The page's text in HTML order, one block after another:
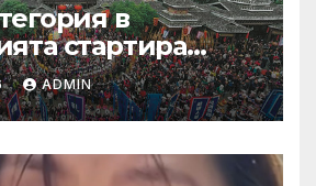
в
стартира
космическа
енергия
ADMIN